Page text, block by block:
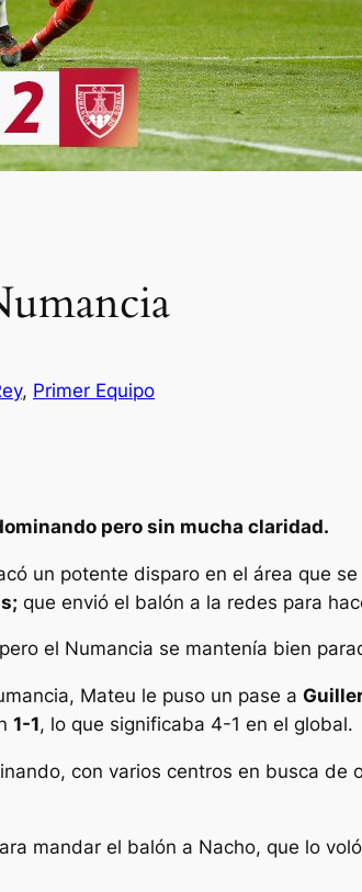
, Primer Equipo
pero sin mucha claridad.
un potente disparo en el área que
que envió el balón a la redes para
el Numancia se mantenía bien
Mateu le puso un pase a
1-1, lo que significaba 4-1 en el global.
con varios centros en busca de
mandar el balón a Nacho, que lo